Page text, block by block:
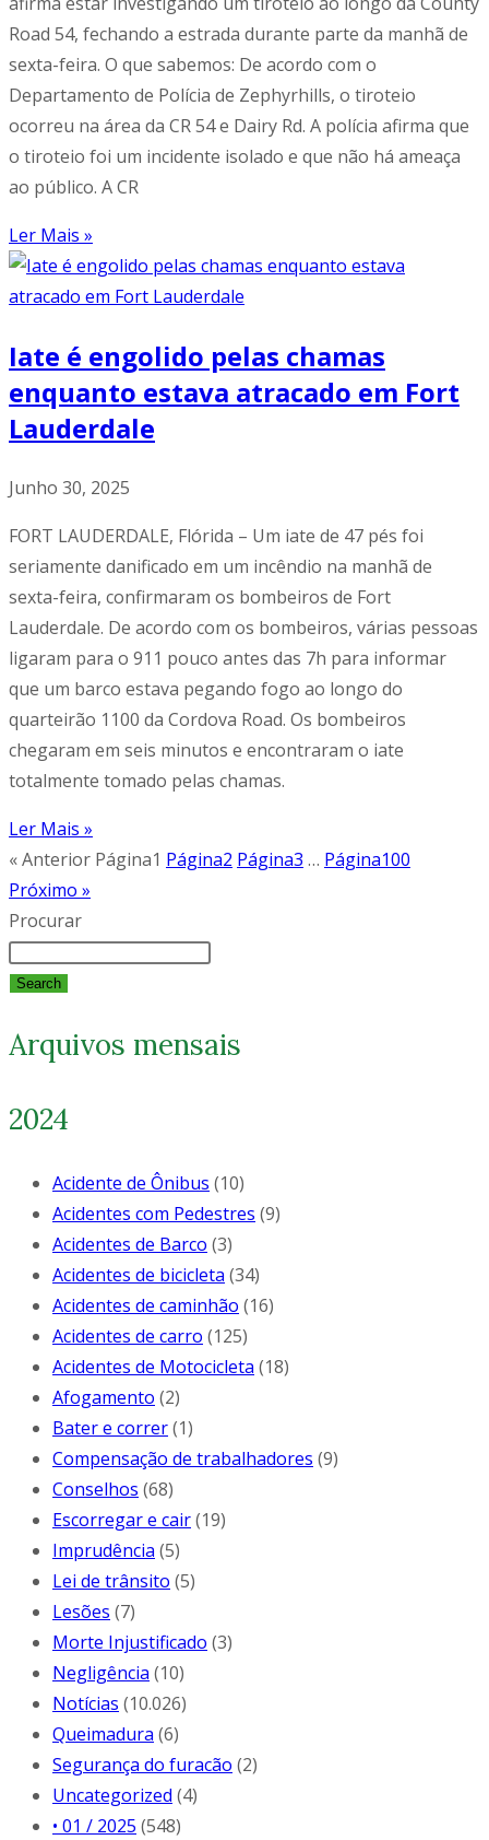
Road 54, fechando a estrada durante parte da manhã de
sexta-feira. O que sabemos: De acordo com o
Departamento de Polícia de Zephyrhills, o tiroteio
ocorreu na área da CR 54 e Dairy Rd. A polícia afirma que
o tiroteio foi um incidente isolado e que não há ameaça
ao público. A CR
Ler Mais »
Iate é engolido pelas chamas
enquanto estava atracado em Fort
Lauderdale
Junho 30, 2025
FORT LAUDERDALE, Flórida – Um iate de 47 pés foi
seriamente danificado em um incêndio na manhã de
sexta-feira, confirmaram os bombeiros de Fort
Lauderdale. De acordo com os bombeiros, várias pessoas
ligaram para o 911 pouco antes das 7h para informar
que um barco estava pegando fogo ao longo do
quarteirão 1100 da Cordova Road. Os bombeiros
chegaram em seis minutos e encontraram o iate
totalmente tomado pelas chamas.
Ler Mais »
« Anterior Página1 Página2 Página3 … Página100
Próximo »
Procurar
Search
Arquivos mensais
2024
Acidente de Ônibus (10)
Acidentes com Pedestres (9)
Acidentes de Barco (3)
Acidentes de bicicleta (34)
Acidentes de caminhão (16)
Acidentes de carro (125)
Acidentes de Motocicleta (18)
Afogamento (2)
Bater e correr(1)
Compensação de trabalhadores (9)
Conselhos (68)
Escorregar e cair(19)
Imprudência (5)
Lei de trânsito (5)
Lesões (7)
Morte Injustificado (3)
Negligência (10)
Notícias (10.026)
Queimadura (6)
Segurança do furacão (2)
Uncategorized (4)
• 01 / 2025 (548)